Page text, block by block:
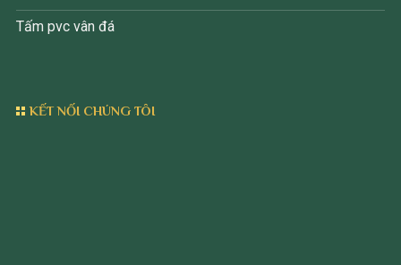
Tấm pvc vân đá
KẾT NỐI CHÚNG TÔI